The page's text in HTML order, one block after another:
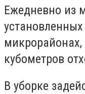
Ежедневно из
кубометров
В уборке